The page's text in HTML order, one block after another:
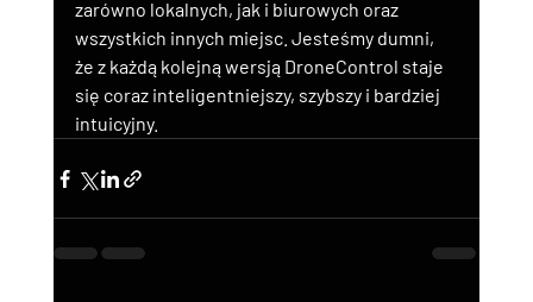
zarówno lokalnych, jak i biurowych oraz
wszystkich innych miejsc. Jesteśmy dumni,
że z każdą kolejną wersją DroneControl staje
się coraz inteligentniejszy, szybszy i bardziej
intuicyjny.